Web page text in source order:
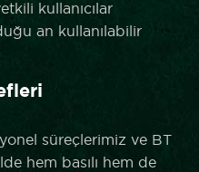
kullanıcılar
an kullanılabilir
süreçlerimiz ve BT
hem basılı hem de